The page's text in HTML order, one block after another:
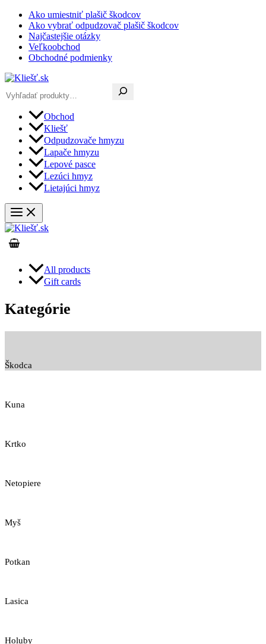
Preskočiť
obsah
Ako umiestniť plašič škodcov
Ako vybrať odpudzovač plašič škodcov
Najčastejšie otázky
Veľkoobchod
Obchodné podmienky
Obchod
Kliešť
Odpudzovače hmyzu
Lapače hmyzu
Lepové pasce
Lezúci hmyz
Lietajúci hmyz
All products
Gift cards
Kategórie
Škodca
Kuna
Krtko
Netopiere
Myš
Potkan
Lasica
Holuby